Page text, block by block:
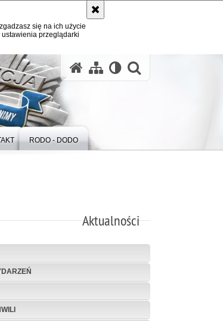
się na ich użycie
przeglądarki
RODO - DODO
Aktualności